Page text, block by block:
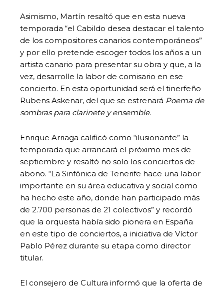
Asimismo, Martín resaltó que en esta nueva
temporada “el Cabildo desea destacar el talento
de los compositores canarios contemporáneos”
y por ello pretende escoger todos los años a un
artista canario para presentar su obra y que, a la
vez, desarrolle la labor de comisario en ese
concierto. En esta oportunidad será el tinerfeño
Rubens Askenar, del que se estrenará Poema de
sombras para clarinete y ensemble.
Enrique Arriaga calificó como “ilusionante” la
temporada que arrancará el próximo mes de
septiembre y resaltó no solo los conciertos de
abono. “La Sinfónica de Tenerife hace una labor
importante en su área educativa y social como
ha hecho este año, donde han participado más
de 2.700 personas de 21 colectivos” y recordó
que la orquesta había sido pionera en España
en este tipo de conciertos, a iniciativa de Víctor
Pablo Pérez durante su etapa como director
titular.
El consejero de Cultura informó que la oferta de